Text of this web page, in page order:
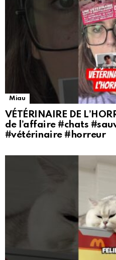
Miau
VÉTÉRINAIRE DE
de l’affaire #chats
#vétérinaire #horreur